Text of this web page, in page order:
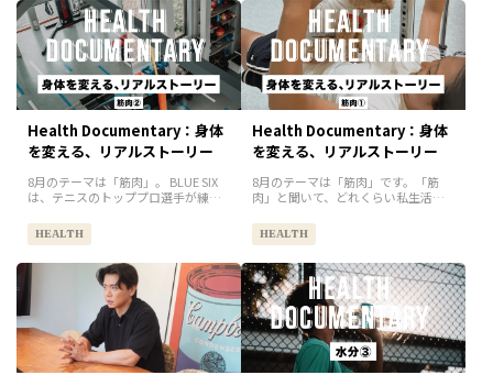
ル面...
Health Documentary：身体
を変える、リアルストーリー
8月のテーマは「筋肉」。 BLUE SIX
は、テニスのトッププロ選手が練習
SIX TRAINING CLUB」を運営してい
ます。今月は、スポーツ選手にとっ
HEALTH
Health Documentary：身体
を変える、リアルストーリー
8月のテーマは「筋肉」です。「筋
肉」と聞いて、どれくらい私生活と
くほど密接なんです。今月から
Health Documentaryを担当する
HEALTH